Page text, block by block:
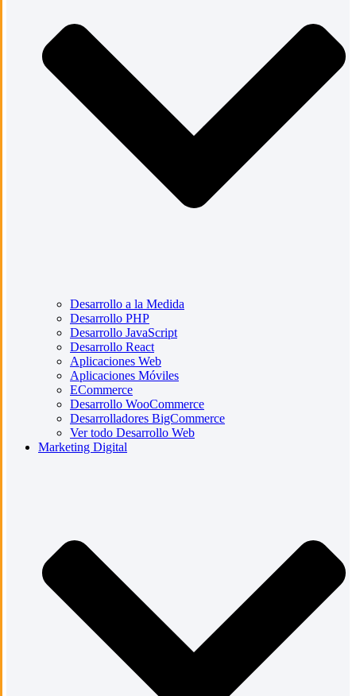
Desarrollo a la Medida
Desarrollo PHP
Desarrollo JavaScript
Desarrollo React
Aplicaciones Web
Aplicaciones Móviles
ECommerce
Desarrollo WooCommerce
Desarrolladores BigCommerce
Ver todo Desarrollo Web
Marketing Digital